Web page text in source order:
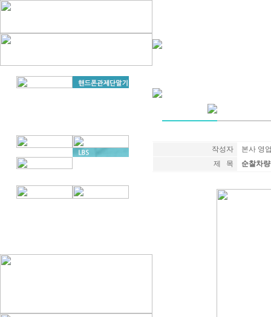
작성자
본사 영
제 목
순찰차